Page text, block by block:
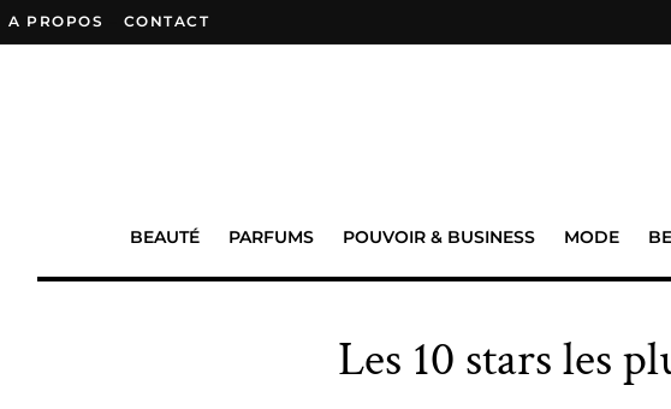
A PROPOS CONTACT
BEAUTÉ PARFUMS POUVOIR & BUSINESS MODE
Les 10 stars les